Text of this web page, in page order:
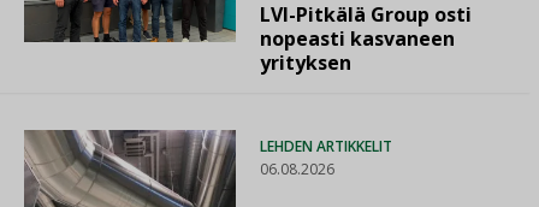
LVI-Pitkälä Group osti
nopeasti kasvaneen
yrityksen
LEHDEN ARTIKKELIT
06.08.2026